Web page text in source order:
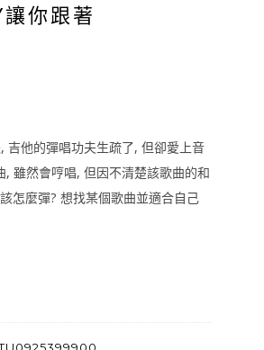
你跟著
吉他的彈唱功夫生疏了, 但卻愛上音
雖然會哼唱, 但因不清楚該歌曲的和
怎麼彈? 想找某個歌曲並適合自己